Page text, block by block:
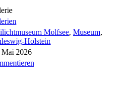
Molfsee, Museum,
Holstein
Mai 2026